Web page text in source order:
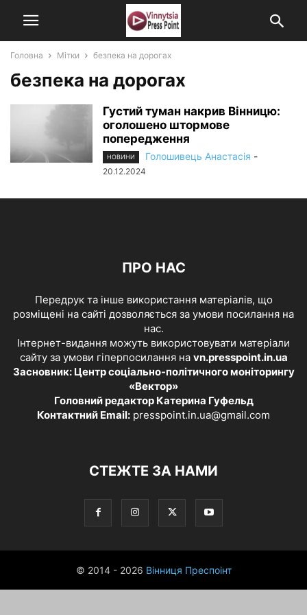
Головна Мітки безпека на дорогах
безпека на дорогах
Густий туман накрив Вінницю:
оголошено штормове
попередження
НОВИНИ Голошивець Анастасія -
20.12.2024
ПРО НАС
Передрук та інше використання матеріалів, що
розміщені на сайті дозволяється за умови посилання на
нас.
Інтернет-видання можуть використовувати матеріали
сайту за умови гіперпосилання на vn.presspoint.in.ua
Засновник: Центр соціально-політичного моніторингу
«Вектор»
Головний редактор Катерина Гуфельд
Контактний Email: presspoint.in.ua@gmail.com
СТЕЖТЕ ЗА НАМИ
© 2014 - 2026 Вінниця Преспоінт